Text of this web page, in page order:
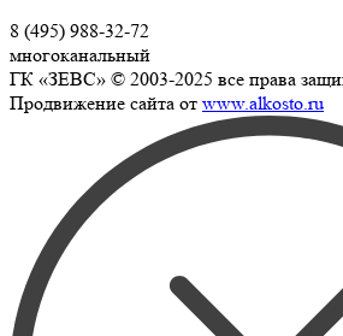
8 (495) 988-32-72
многоканальный
ГК «ЗЕВС» © 2003-2025 все права
Продвижение сайта от www.alkosto.ru